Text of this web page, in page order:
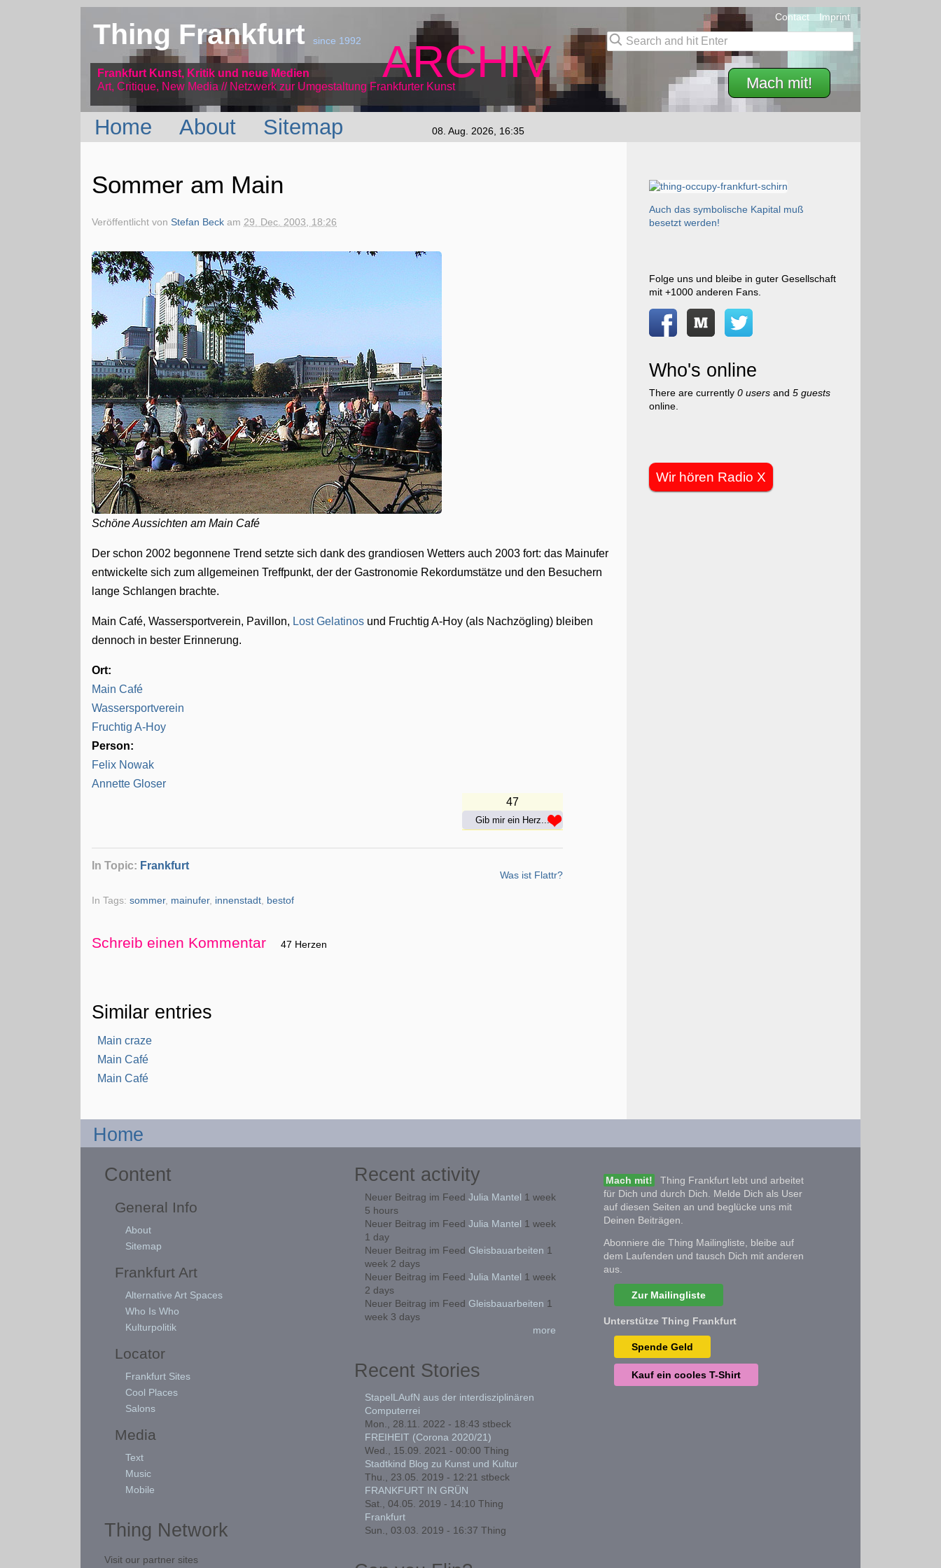
Thing Frankfurtsince 1992
Frankfurt Kunst, Kritik und neue Medien
Art, Critique, New Media // Netzwerk
ARCHIV
zur Umgestaltung Frankfurter Kunst Mach mit!
Contact Imprint
Home About Sitemap 08. Aug. 2026, 16:35
Sommer am Main
Veröffentlicht vonStefan Beck am29. Dec. 2003, 18:26
Schöne Aussichten am Main Café
Der schon 2002 begonnene Trend setzte sich dank des grandiosen Wetters auch 2003 fort: das Mainufer
entwickelte sich zum allgemeinen Treffpunkt, der der Gastronomie Rekordumstätze und den Besuchern
lange Schlangen brachte.
Main Café, Wassersportverein, Pavillon, Lost Gelatinos und Fruchtig A-Hoy (als Nachzögling) bleiben
dennoch in bester Erinnerung.
Ort:
Main Café
Wassersportverein
Fruchtig A-Hoy
Person:
Felix Nowak
Annette Gloser
47
Gib mir ein Herz...
In Topic: Frankfurt
In Tags:sommer, mainufer, innenstadt bestof
Was ist Flattr?
Schreib einen Kommentar 47 Herzen
Similar entries
Main craze
Main Café
Main Café
Auch das symbolische Kapital muß
besetzt werden!
Folge uns und bleibe in guter Gesellschaft
mit +1000 anderen Fans.
Who's online
There are currently 0 usersand 5 guests
online.
Wir hören Radio X
Home
Content
General Info
About
Sitemap
Frankfurt Art
Alternative Art Spaces
Who Is Who
Kulturpolitik
Locator
Frankfurt Sites
Cool Places
Salons
Media
Text
Music
Mobile
Thing Network
Visit our partner sites
Recent activity
Neuer Beitrag im Feed Julia Mantel 1 week
5 hours
Neuer Beitrag im Feed Julia Mantel 1 week
1 day
Neuer Beitrag im Feed Gleisbauarbeiten 1
week 2 days
Neuer Beitrag im Feed Julia Mantel 1 week
2 days
Neuer Beitrag im Feed Gleisbauarbeiten 1
week 3 days
more
Recent Stories
StapelLAufN aus der interdisziplinären
Computerrei
Mon., 28.11. 2022 - 18:43 stbeck
FREIHEIT (Corona 2020/21)
Wed., 15.09. 2021 - 00:00 Thing
Stadtkind Blog zu Kunst und Kultur
Thu., 23.05. 2019 - 12:21 stbeck
FRANKFURT IN GRÜN
Sat., 04.05. 2019 - 14:10 Thing
Frankfurt
Sun., 03.03. 2019 - 16:37 Thing
Mach mit!
Thing Frankfurt lebt und arbeitet
für Dich und durch Dich. Melde Dich als User
auf diesen Seiten an und beglücke uns mit
Deinen Beiträgen.
Abonniere die Thing Mailingliste, bleibe auf
dem Laufenden und tausch Dich mit anderen
aus.
Zur Mailingliste
Unterstütze Thing Frankfurt
Spende Geld
Kauf ein cooles T-Shirt